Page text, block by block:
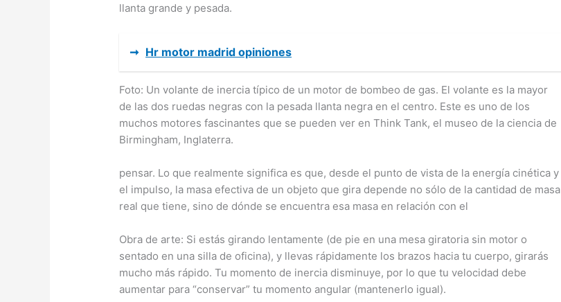
llanta grande y pesada.
➞ Hr motor madrid opiniones
Foto: Un volante de inercia típico de un motor de bombeo de gas. El volante es la mayor
de las dos ruedas negras con la pesada llanta negra en el centro. Este es uno de los
muchos motores fascinantes que se pueden ver en Think Tank, el museo de la ciencia de
Birmingham, Inglaterra.
pensar. Lo que realmente significa es que, desde el punto de vista de la energía cinética y
el impulso, la masa efectiva de un objeto que gira depende no sólo de la cantidad de masa
real que tiene, sino de dónde se encuentra esa masa en relación con el
Obra de arte: Si estás girando lentamente (de pie en una mesa giratoria sin motor o
sentado en una silla de oficina), y llevas rápidamente los brazos hacia tu cuerpo, girarás
mucho más rápido. Tu momento de inercia disminuye, por lo que tu velocidad debe
aumentar para “conservar” tu momento angular (mantenerlo igual).